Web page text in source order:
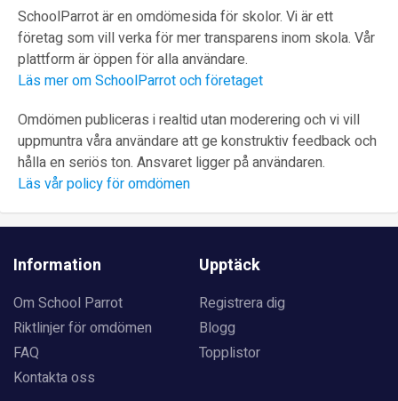
SchoolParrot är en omdömesida för skolor. Vi är ett
företag som vill verka för mer transparens inom skola. Vår
plattform är öppen för alla användare.
Läs mer om SchoolParrot och företaget
Omdömen publiceras i realtid utan moderering och vi vill
uppmuntra våra användare att ge konstruktiv feedback och
hålla en seriös ton. Ansvaret ligger på användaren.
Läs vår policy för omdömen
Information
Om School Parrot
Riktlinjer för omdömen
FAQ
Kontakta oss
Upptäck
Registrera dig
Blogg
Topplistor